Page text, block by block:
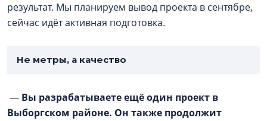
результат. Мы планируем вывод проекта в сентябре,
сейчас идёт активная подготовка.
Не метры, а качество
— Вы разрабатываете ещё один проект в
Выборгском районе. Он также продолжит